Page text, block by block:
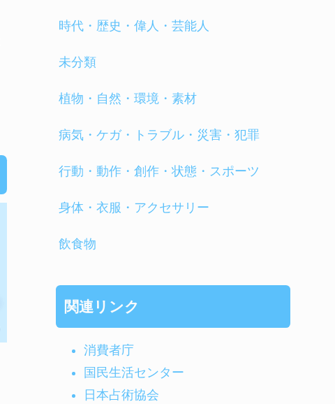
時代・歴史・偉人・芸能人
未分類
植物・自然・環境・素材
病気・ケガ・トラブル・災害・犯罪
行動・動作・創作・状態・スポーツ
身体・衣服・アクセサリー
飲食物
関連リンク
消費者庁
国民生活センター
日本占術協会